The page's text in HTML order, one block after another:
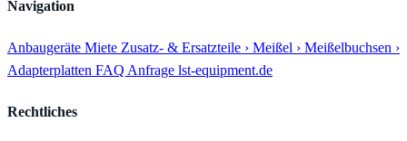
Navigation
Anbaugeräte Miete Zusatz- & Ersatzteile › Meißel › Meißelbuchsen ›
Adapterplatten FAQ Anfrage lst-equipment.de
Rechtliches